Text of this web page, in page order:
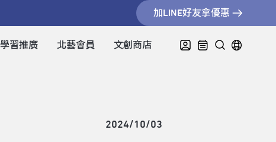
加LINE好友拿優惠
學習推廣 北藝會員 文創商店
2024/10/03